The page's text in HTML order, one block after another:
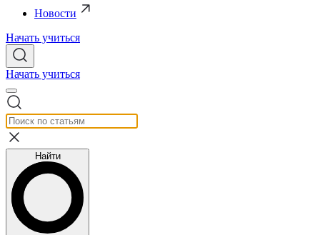
Новости
Начать учиться
Начать учиться
Найти